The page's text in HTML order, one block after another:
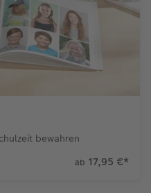
bewahren
ab 17,95 €*